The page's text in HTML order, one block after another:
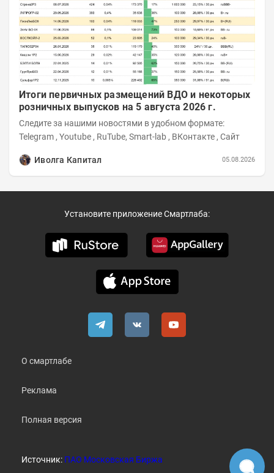
Итоги первичных размещений ВДО и некоторых
розничных выпусков на 5 августа 2026 г.
Следите за нашими новостями в удобном формате:
Telegram , Youtube , RuTube, Smart-lab , ВКонтакте , Сайт
Иволга Капитал 05.08.2026
Установите приложение Смартлаба:
О смартлабе
Реклама
Полная версия
Источник: ПАО Московская Биржа